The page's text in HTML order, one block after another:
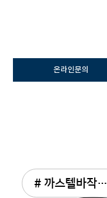
온라인문의
# 까스텔바작 두폭컬러 75...